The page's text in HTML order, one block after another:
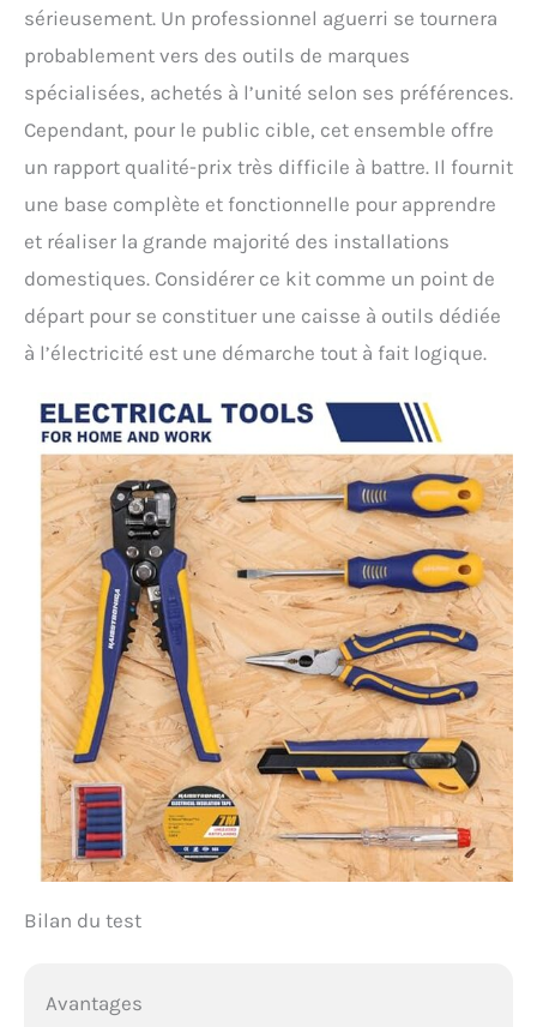
sérieusement. Un professionnel aguerri se tournera
probablement vers des outils de marques
spécialisées, achetés à l’unité selon ses préférences.
Cependant, pour le public cible, cet ensemble offre
un rapport qualité-prix très difficile à battre. Il fournit
une base complète et fonctionnelle pour apprendre
et réaliser la grande majorité des installations
domestiques. Considérer ce kit comme un point de
départ pour se constituer une caisse à outils dédiée
à l’électricité est une démarche tout à fait logique.
Bilan du test
Avantages